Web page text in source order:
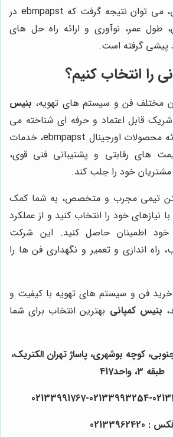
با توجه به جدول فوق، می توان نتیجه گرفت که ebmpapst در
طول عمر، نوآوری و ارائه راه حل های
پیشی گرفته است.
را انتخاب کنیم؟
مختلف فن و سیستم های تهویه، بنیس
قابل اعتماد و حرفه ای شناخته می
شود. این شرکت با ارائه محصولات اورجینال ebmpapst، خدمات
های رقابتی و پشتیبانی فنی قوی،
خود را جلب کند.
تیمی مجرب و متخصص، به شما کمک
نیازهای خود را انتخاب کنید و از عملکرد
خود اطمینان حاصل کنید. این شرکت
اندازی و تعمیر و نگهداری فن ها را
خرید فن و سیستم های تهویه با کیفیت و
بنیس کمپانی بهترین انتخاب برای شما
کوچه بوشهری، پاساژ تهران الکتریک،
طبقه 3، واحد417
: 02133962420